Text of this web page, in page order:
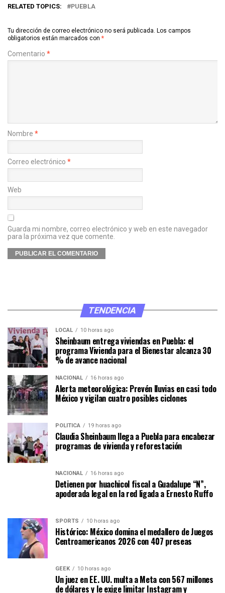
RELATED TOPICS: PUEBLA
Tu dirección de correo electrónico no será publicada. Los campos
obligatorios están marcados con *
Comentario *
Nombre *
Correo electrónico *
Web
Guarda mi nombre, correo electrónico y web en este navegador
para la próxima vez que comente.
TENDENCIA
LOCAL 10 horas ago
Sheinbaum entrega viviendas en Puebla: el
programa Vivienda para el Bienestar alcanza 30
% de avance nacional
NACIONAL 16 horas ago
Alerta meteorológica: Prevén lluvias en casi todo
México y vigilan cuatro posibles ciclones
POLÍTICA 19 horas ago
Claudia Sheinbaum llega a Puebla para encabezar
programas de vivienda y reforestación
NACIONAL 16 horas ago
Detienen por huachicol fiscal a Guadalupe “N”,
apoderada legal en la red ligada a Ernesto Ruffo
SPORTS 10 horas ago
Histórico: México domina el medallero de Juegos
Centroamericanos 2026 con 407 preseas
GEEK 10 horas ago
Un juez en EE. UU. multa a Meta con 567 millones
de dólares y le exige limitar Instagram y